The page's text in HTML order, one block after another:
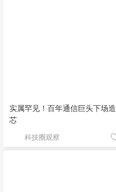
实属罕见！百年通信巨头下场造
芯
科技圈观察